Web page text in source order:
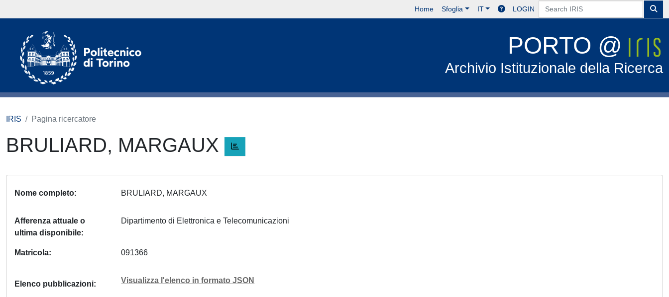
Home Sfoglia IT LOGIN
PORTO @
Archivio Istituzionale della Ricerca
IRIS Pagina ricercatore
BRULIARD, MARGAUX
Nome completo BRULIARD, MARGAUX
Afferenza attuale o
ultima disponibile
Dipartimento di Elettronica e Telecomunicazioni
Matricola 091366
Elenco pubblicazioni Visualizza l'elenco in formato JSON